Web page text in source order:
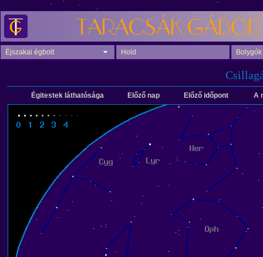
Éjszakai égbolt Hold Bolygók
Égitestek láthatósága Előző nap Előző időpont A